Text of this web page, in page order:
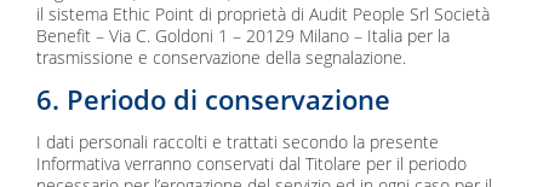
il sistema Ethic Point di proprietà di Audit People Srl Società
Benefit – Via C. Goldoni 1 – 20129 Milano – Italia per la
trasmissione e conservazione della segnalazione.
6. Periodo di conservazione
I dati personali raccolti e trattati secondo la presente
Informativa verranno conservati dal Titolare per il periodo